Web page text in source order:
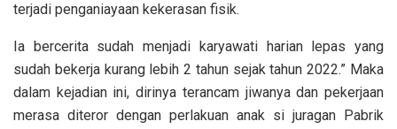
terjadi penganiayaan kekerasan fisik.
Ia bercerita sudah menjadi karyawati harian lepas yang
sudah bekerja kurang lebih 2 tahun sejak tahun 2022.” Maka
dalam kejadian ini, dirinya terancam jiwanya dan pekerjaan
merasa diteror dengan perlakuan anak si juragan Pabrik